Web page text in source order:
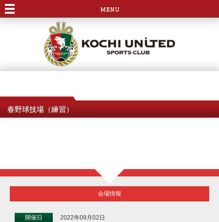
menu
春野球技場（練習）
会場情報
開催日 2022年09月02日